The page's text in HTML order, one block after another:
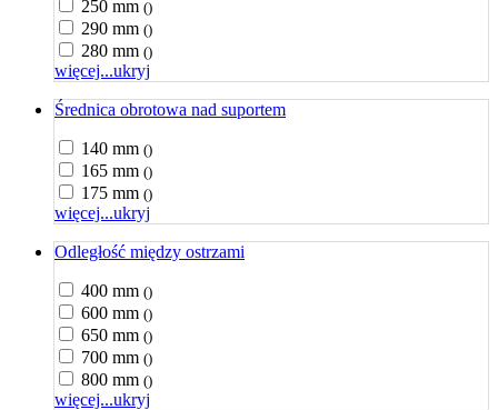
250 mm ()
290 mm ()
280 mm ()
więcej...ukryj
Średnica obrotowa nad suportem
140 mm ()
165 mm ()
175 mm ()
więcej...ukryj
Odległość między ostrzami
400 mm ()
600 mm ()
650 mm ()
700 mm ()
800 mm ()
więcej...ukryj